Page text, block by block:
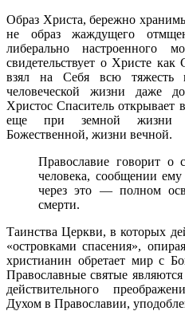
Образ Христа, бережно
не образ жаждущего
либерально настроенного
свидетельствует о Христе
взял на Себя всю тяжесть
человеческой жизни даже
Христос Спаситель открывает
еще при земной жизни
Божественной, жизни вечной.
Православие говорит о
человека, сообщении
через это — полном
смерти.
Таинства Церкви, в которых
«островками спасения»,
христианин обретает мир с
Православные святые
действительного
Духом в Православии,